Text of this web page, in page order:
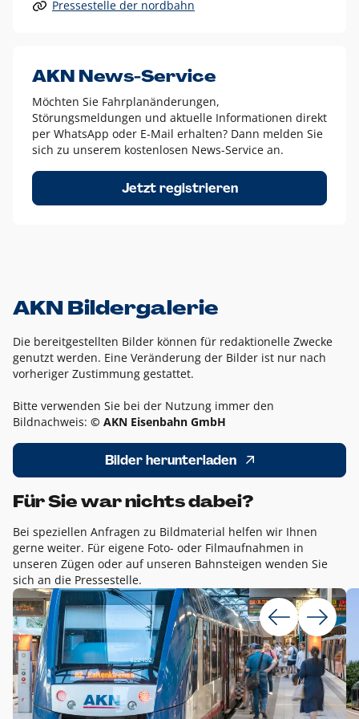
Alle anderen Logo-Varianten dürfen nur in Ausnahmefällen
Diese Ausnahmen sind zum Beispiel:
dem AKN Blau,
weißes Logo auf Fotohintergründen,
schwarzes Logo für reine Schwarz-Weiß-Umsetzungen
Um das Logo herum muss ein Schutzraum von jeweils einer
Höhe bzw. Breite des N aus AKN in alle Richtungen
Pressestelle der nordbahn
AKN News-Service
Möchten Sie Fahrplanänderungen,
Störungsmeldungen und aktuelle Informationen direkt
per WhatsApp oder E-Mail erhalten? Dann melden Sie
sich zu unserem kostenlosen News-Service an.
Jetzt registrieren
AKN Bildergalerie
Die bereitgestellten Bilder können für redaktionelle Zwecke
genutzt werden. Eine Veränderung der Bilder ist nur nach
vorheriger Zustimmung gestattet.
Bitte verwenden Sie bei der Nutzung immer den
Bildnachweis: © AKN Eisenbahn GmbH
Bilder herunterladen
Für Sie war nichts dabei?
Bei speziellen Anfragen zu Bildmaterial helfen wir Ihnen
gerne weiter. Für eigene Foto- oder Filmaufnahmen in
unseren Zügen oder auf unseren Bahnsteigen wenden Sie
sich an die Pressestelle.